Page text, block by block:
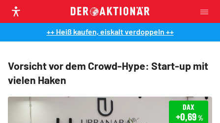
++ Heiß kaufen, eiskalt verdoppeln ++
Vorsicht vor dem Crowd-Hype: Start-up mit
vielen Haken
DAX
+0,69%